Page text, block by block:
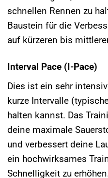
schnellen Rennen zu
Baustein für die
auf kürzeren bis
Interval Pace (I-Pace)
Dies ist ein sehr
kurze Intervalle
halten kannst. Das
deine maximale
und verbessert deine
ein hochwirksames
Schnelligkeit zu